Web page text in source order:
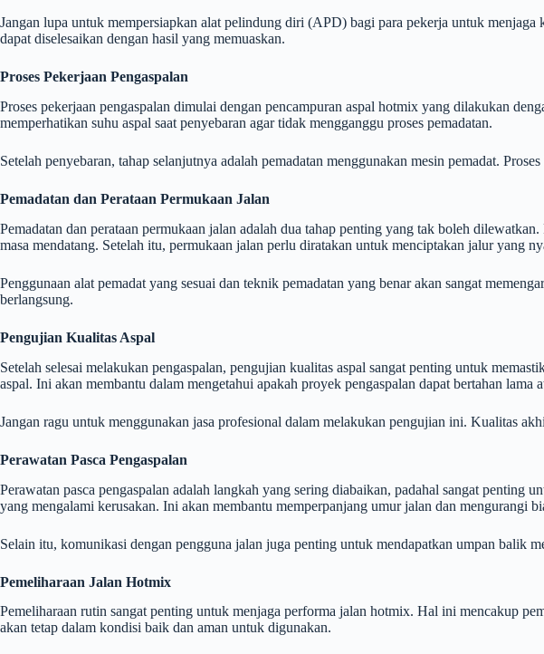
Jangan lupa untuk mempersiapkan alat pelindung diri (APD) bagi para pekerja untuk
dapat diselesaikan dengan hasil yang memuaskan.
Proses Pekerjaan Pengaspalan
Proses pekerjaan pengaspalan dimulai dengan pencampuran aspal hotmix yang dilakukan
memperhatikan suhu aspal saat penyebaran agar tidak mengganggu proses pemadatan.
Setelah penyebaran, tahap selanjutnya adalah pemadatan menggunakan mesin pemadat.
Pemadatan dan Perataan Permukaan Jalan
Pemadatan dan perataan permukaan jalan adalah dua tahap penting yang tak boleh
masa mendatang. Setelah itu, permukaan jalan perlu diratakan untuk menciptakan jalur yang
Penggunaan alat pemadat yang sesuai dan teknik pemadatan yang benar akan sangat
berlangsung.
Pengujian Kualitas Aspal
Setelah selesai melakukan pengaspalan, pengujian kualitas aspal sangat penting untuk
aspal. Ini akan membantu dalam mengetahui apakah proyek pengaspalan dapat bertahan lama
Jangan ragu untuk menggunakan jasa profesional dalam melakukan pengujian ini. Kualitas
Perawatan Pasca Pengaspalan
Perawatan pasca pengaspalan adalah langkah yang sering diabaikan, padahal sangat penting
yang mengalami kerusakan. Ini akan membantu memperpanjang umur jalan dan mengurangi
Selain itu, komunikasi dengan pengguna jalan juga penting untuk mendapatkan umpan balik
Pemeliharaan Jalan Hotmix
Pemeliharaan rutin sangat penting untuk menjaga performa jalan hotmix. Hal ini mencakup
akan tetap dalam kondisi baik dan aman untuk digunakan.